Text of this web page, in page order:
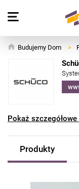
Budujemy Dom >
Pokaż
Produkty